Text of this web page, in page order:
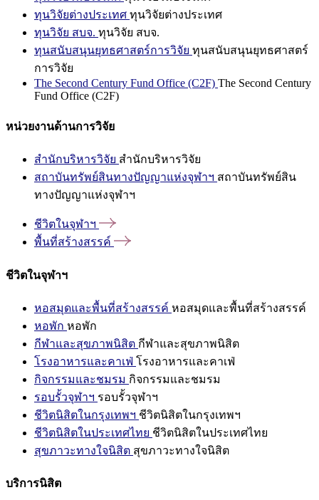
ทุนวิจัยต่างประเทศ ทุนวิจัยต่างประเทศ
ทุนวิจัย สบจ. ทุนวิจัย สบจ.
ทุนสนับสนุนยุทธศาสตร์การวิจัย ทุนสนับสนุนยุทธศาสตร์
การวิจัย
The Second Century Fund Office (C2F) The Second Century
Fund Office (C2F)
หน่วยงานด้านการวิจัย
สำนักบริหารวิจัย สำนักบริหารวิจัย
สถาบันทรัพย์สินทางปัญญาแห่งจุฬาฯ สถาบันทรัพย์สิน
ทางปัญญาแห่งจุฬาฯ
ชีวิตในจุฬาฯ
พื้นที่สร้างสรรค์
ชีวิตในจุฬาฯ
หอสมุดและพื้นที่สร้างสรรค์ หอสมุดและพื้นที่สร้างสรรค์
หอพัก หอพัก
กีฬาและสุขภาพนิสิต กีฬาและสุขภาพนิสิต
โรงอาหารและคาเฟ่ โรงอาหารและคาเฟ่
กิจกรรมและชมรม กิจกรรมและชมรม
รอบรั้วจุฬาฯ รอบรั้วจุฬาฯ
ชีวิตนิสิตในกรุงเทพฯ ชีวิตนิสิตในกรุงเทพฯ
ชีวิตนิสิตในประเทศไทย ชีวิตนิสิตในประเทศไทย
สุขภาวะทางใจนิสิต สุขภาวะทางใจนิสิต
บริการนิสิต